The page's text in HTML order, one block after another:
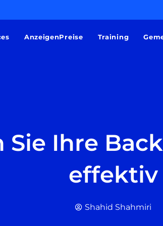
AnzeigenPreise Training
Sie Ihre
effektiv
Shahid Shahmiri